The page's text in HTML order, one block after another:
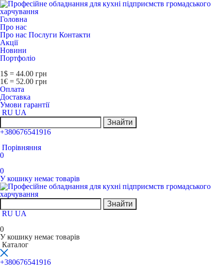
Головна
Про нас
Про нас Послуги Контакти
Акції
Новини
Портфоліо
1$ = 44.00 грн
1€ = 52.00 грн
Оплата
Доставка
Умови гарантії
RU UA
Знайти
+380676541916
Порівняння
0
0
У кошику немає товарів
Знайти
RU UA
0
У кошику немає товарів
Каталог
+380676541916